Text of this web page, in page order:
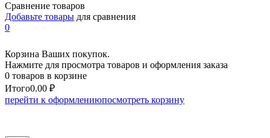
Сравнение товаров
Добавьте товары для сравнения
0
Корзина Ваших покупок.
Нажмите для просмотра товаров и оформления заказа
0 товаров в корзине
Итого0.00 ₽
перейти к оформлениюпосмотреть корзину